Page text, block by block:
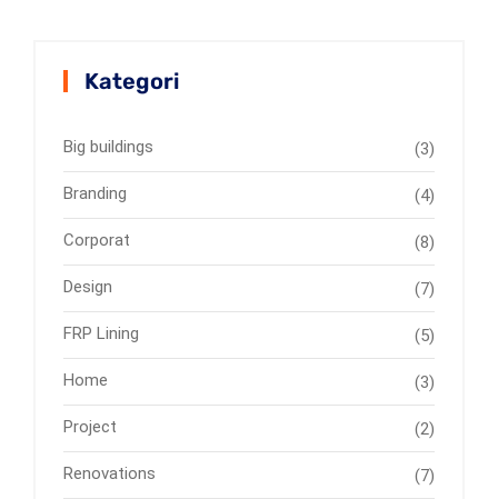
Kategori
Big buildings (3)
Branding (4)
Corporat (8)
Design (7)
FRP Lining (5)
Home (3)
Project (2)
Renovations (7)